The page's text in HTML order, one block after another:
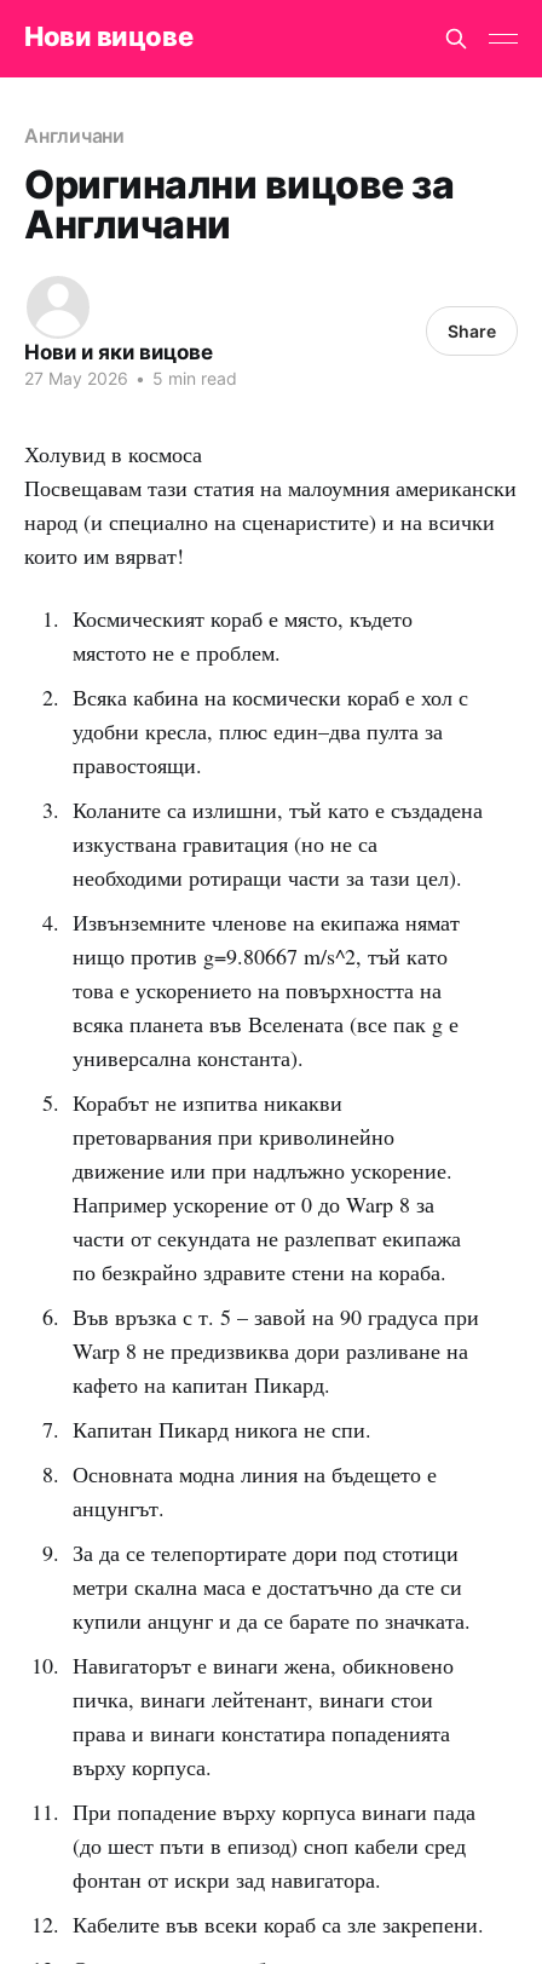
Нови вицове
Англичани
Оригинални вицове за
Англичани
Нови и яки вицове
27 May 2026 • 5 min read
Share
Холувид в космоса
Посвещавам тази статия на малоумния американски
народ (и специално на сценаристите) и на всички
които им вярват!
Космическият кораб е място, където
мястото не е проблем.
Всяка кабина на космически кораб е хол с
удобни кресла, плюс един–два пулта за
правостоящи.
Коланите са излишни, тъй като е създадена
изкуствана гравитация (но не са
необходими ротиращи части за тази цел).
Извънземните членове на екипажа нямат
нищо против g=9.80667 m/s^2, тъй като
това е ускорението на повърхността на
всяка планета във Вселената (все пак g е
универсална константа).
Корабът не изпитва никакви
претоварвания при криволинейно
движение или при надлъжно ускорение.
Например ускорение от 0 до Warp 8 за
части от секундата не разлепват екипажа
по безкрайно здравите стени на кораба.
Във връзка с т. 5 – завой на 90 градуса при
Warp 8 не предизвиква дори разливане на
кафето на капитан Пикард.
Капитан Пикард никога не спи.
Основната модна линия на бъдещето е
анцунгът.
За да се телепортирате дори под стотици
метри скална маса е достатъчно да сте си
купили анцунг и да се барате по значката.
Навигаторът е винаги жена, обикновено
пичка, винаги лейтенант, винаги стои
права и винаги констатира попаденията
върху корпуса.
При попадение върху корпуса винаги пада
(до шест пъти в епизод) сноп кабели сред
фонтан от искри зад навигатора.
Кабелите във всеки кораб са зле закрепени.